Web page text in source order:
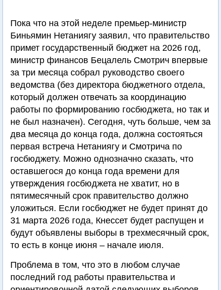
Пока что на этой неделе премьер-министр
Биньямин Нетаниягу заявил, что правительство
примет государственный бюджет на 2026 год,
министр финансов Бецалель Смотрич впервые
за три месяца собрал руководство своего
ведомства (без директора бюджетного отдела,
который должен отвечать за координацию
работы по формированию госбюджета, но так и
не был назначен). Сегодня, чуть больше, чем за
два месяца до конца года, должна состояться
первая встреча Нетаниягу и Смотрича по
госбюджету. Можно однозначно сказать, что
оставшегося до конца года времени для
утверждения госбюджета не хватит, но в
пятимесячный срок правительство должно
уложиться. Если госбюджет не будет принят до
31 марта 2026 года, Кнессет будет распущен и
будут объявлены выборы в трехмесячный срок,
то есть в конце июня – начале июля.
Проблема в том, что это в любом случае
последний год работы правительства и